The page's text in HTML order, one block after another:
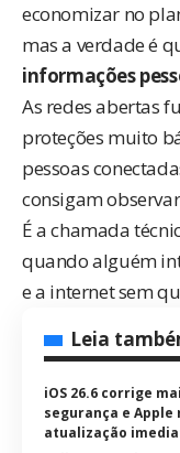
economizar no
mas a verdade é
informações
As redes abertas
proteções muito
pessoas
consigam
É a chamada
quando alguém
e a internet sem
Leia
iOS 26.6 corrige
segurança e Apple
atualização